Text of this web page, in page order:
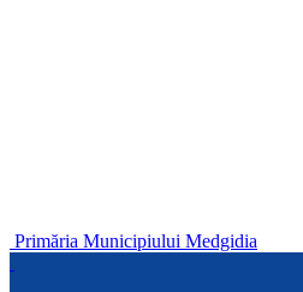
Primăria Municipiului Medgidia